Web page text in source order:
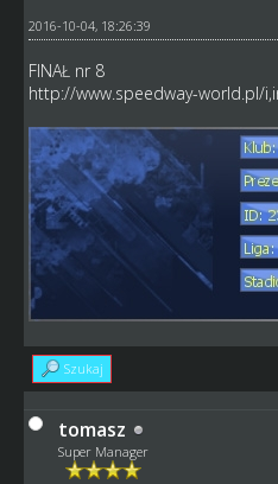
2016-10-04, 18:26:39
FINAŁ nr 8
http://www.speedway-world.pl/
Szukaj
tomasz
Super Manager